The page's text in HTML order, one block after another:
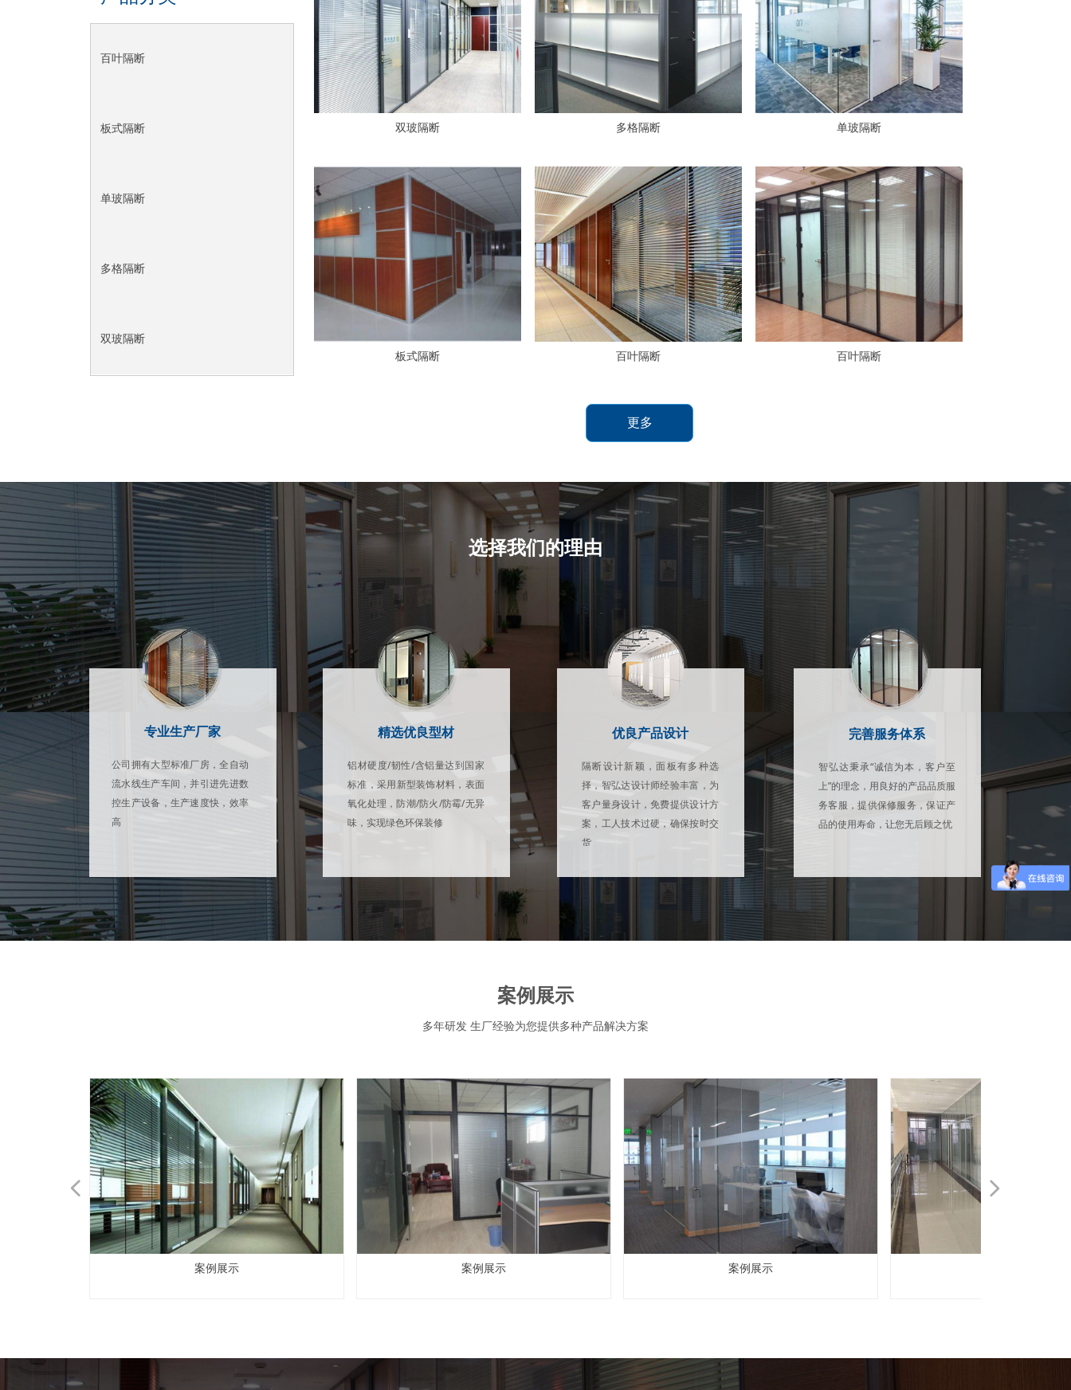
百叶隔断
板式隔断
单玻隔断
多格隔断
双玻隔断
双玻隔断 多格隔断 单玻隔断
板式隔断 百叶隔断 百叶隔断
更多
选择我们的理由
专业生产厂家
公司拥有大型标准厂房，全自动
流水线生产车间，并引进先进数
控生产设备，生产速度快，效率
高
铝材硬度/韧性/含铝量达到国家
标准，采用新型装饰材料，表面
氧化处理，防潮/防火/防霉/无异
味，实现绿色环保装修
精选优良型材
隔断设计新颖，面板有多种选
择，智弘达设计师经验丰富，为
客户量身设计，免费提供设计方
案，工人技术过硬，确保按时交
货
优良产品设计
智弘达秉承“诚信为本，客户至
上”的理念，用良好的产品品质服
务客服，提供保修服务，保证产
品的使用寿命，让您无后顾之忧
完善服务体系
案例展示
多年研发 生厂经验为您提供多种产品解决方案
案例展示 案例展示 案例展示
넳 넲